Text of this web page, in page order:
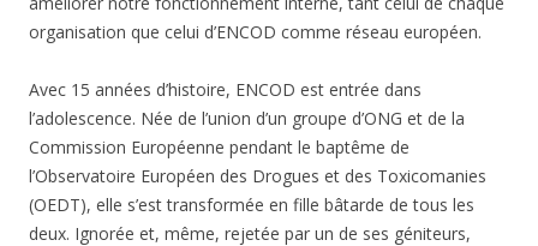
organisation que celui d’ENCOD comme réseau européen.
Avec 15 années d’histoire, ENCOD est entrée dans
l’adolescence. Née de l’union d’un groupe d’ONG et de la
Commission Européenne pendant le baptême de
l’Observatoire Européen des Drogues et des Toxicomanies
(OEDT), elle s’est transformée en fille bâtarde de tous les
deux. Ignorée et, même, rejetée par un de ses géniteurs,